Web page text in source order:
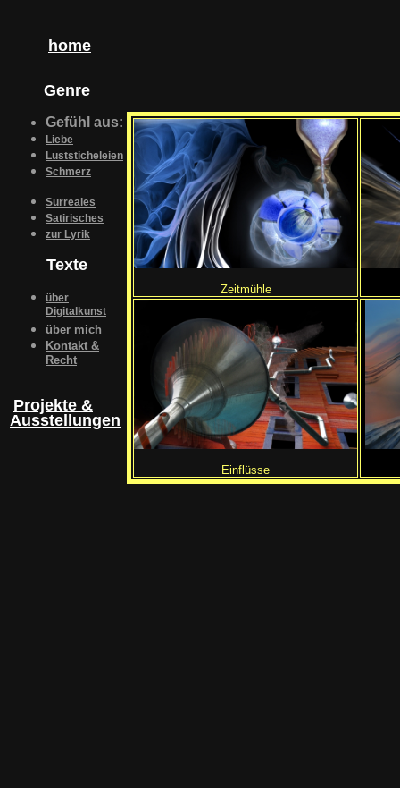
home
Genre
Gefühl aus:
Liebe
Luststicheleien
Schmerz
Surreales
Satirisches
zur Lyrik
Texte
über
Digitalkunst
über mich
Kontakt &
Recht
Projekte &
Ausstellungen
Zeitmühle
Einflüsse